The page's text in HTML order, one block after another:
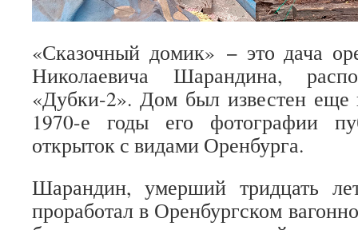
«Сказочный домик» − это дача
Николаевича Шарандина,
«Дубки-2». Дом был известен еще
1970-е годы его фотографии
открыток с видами Оренбурга.
Шарандин, умерший тридцать
проработал в Оренбургском